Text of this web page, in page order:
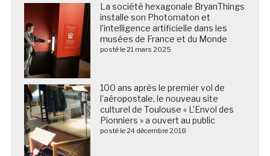
La société hexagonale BryanThings
installe son Photomaton et
l’intelligence artificielle dans les
musées de France et du Monde
posté le 21 mars 2025
100 ans après le premier vol de
l’aéropostale, le nouveau site
culturel de Toulouse « L’Envol des
Pionniers » a ouvert au public
posté le 24 décembre 2018